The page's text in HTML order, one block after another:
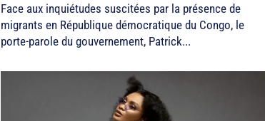
Face aux inquiétudes suscitées par la présence de
migrants en République démocratique du Congo, le
porte-parole du gouvernement, Patrick...